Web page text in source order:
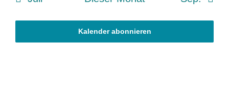
Kalender abonnieren